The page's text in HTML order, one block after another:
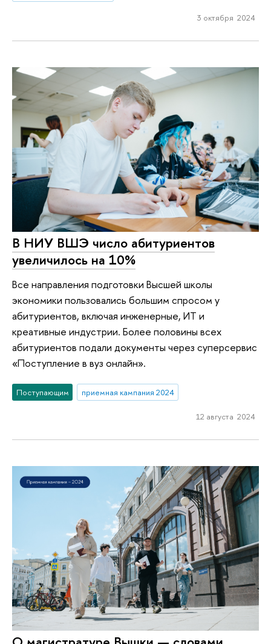
3 октября 2024
В НИУ ВШЭ число абитуриентов
увеличилось на 10%
Все направления подготовки Высшей школы
экономики пользовались большим спросом у
абитуриентов, включая инженерные, ИТ и
креативные индустрии. Более половины всех
абитуриентов подали документы через суперсервис
«Поступление в вуз онлайн».
Поступающим приемная кампания 2024
12 августа 2024